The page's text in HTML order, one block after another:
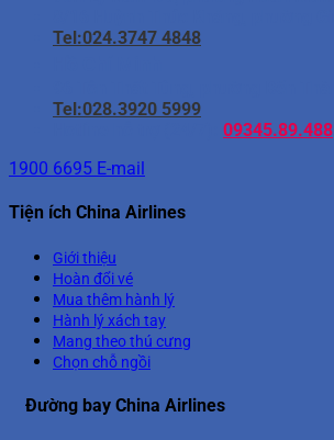
Tel:024.3747 4848
Tel:028.3920 5999
09345.89.488
1900 6695 E-mail
Tiện ích China Airlines
Giới thiệu
Hoàn đổi vé
Mua thêm hành lý
Hành lý xách tay
Mang theo thú cưng
Chọn chỗ ngồi
Đường bay China Airlines